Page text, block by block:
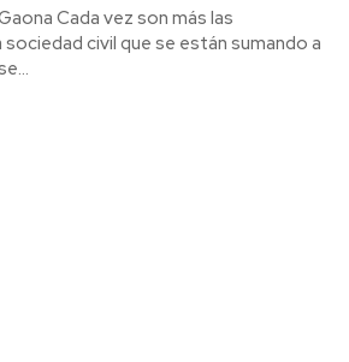
más las
civil que se están sumando a